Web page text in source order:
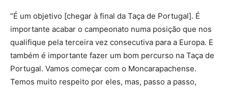
“É um objetivo [chegar à final da Taça de Portugal]. É
importante acabar o campeonato numa posição que nos
qualifique pela terceira vez consecutiva para a Europa. E
também é importante fazer um bom percurso na Taça de
Portugal. Vamos começar com o Moncarapachense.
Temos muito respeito por eles, mas, passo a passo,